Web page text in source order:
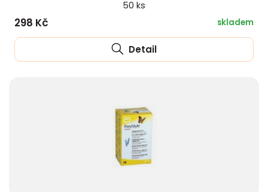
50 ks
298 Kč skladem
Detail